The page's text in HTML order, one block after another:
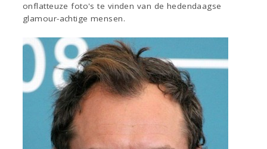
onflatteuze foto's te vinden van de hedendaagse
glamour-achtige mensen.